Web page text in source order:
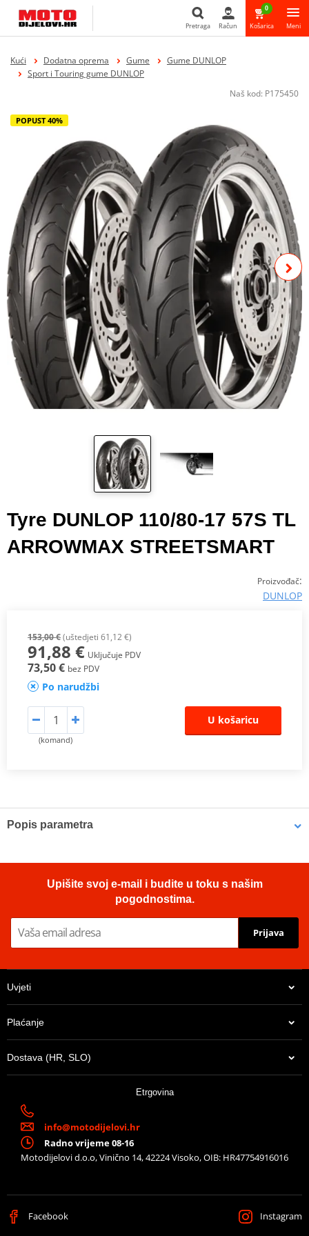
Pretraga Račun
0
Košarica Meni
Kući Dodatna oprema Gume
Gume DUNLOP
Sport i Touring gume DUNLOP
Naš kod: P175450
POPUST 40%
Tyre DUNLOP 110/80-17 57S TL
ARROWMAX STREETSMART
Proizvođač:
DUNLOP
153,00 €(uštedjeti 61,12 €)
91,88 € Uključuje PDV
73,50 € bez PDV
Po narudžbi
(komand)
U košaricu
Popis parametra
Ideal for lightweight and classic bikes
Innovative compounds with tailor-made silica optimise the
balance between wet grip and mileage
Upišite svoj e-mail i budite u toku s našim
pogodnostima.
Prijava
Uvjeti
Plaćanje
Dostava (HR, SLO)
Etrgovina
info@motodijelovi.hr
Radno vrijeme 08-16
Motodijelovi d.o.o, Vinično 14, 42224 Visoko, OIB: HR47754916016
Facebook Instagram